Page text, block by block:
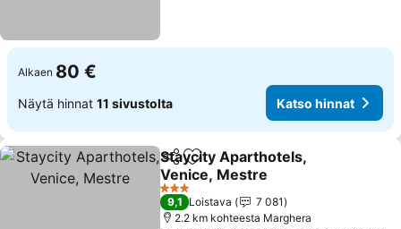
Alkaen 80 €
Näytä hinnat 11 sivustolta Katso hinnat
Jaa Lisää suosikkeihin
Staycity Aparthotels,
Venice, Mestre
3 Tähtiluokitus
9,1 Loistava
7 081
2.2 km kohteesta Marghera